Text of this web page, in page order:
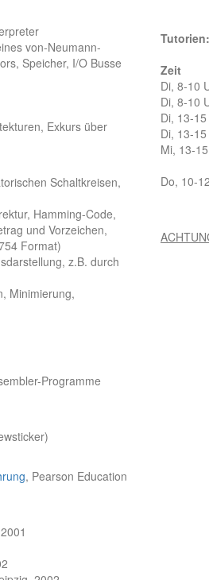
von-Neumann-
Speicher, I/O Busse
Exkurs über
Schaltkreisen,
Hamming-Code,
und Vorzeichen,
Format)
z.B. durch
Minimierung,
Programme
, Pearson Education
Tutorien:
Zeit
Di, 8-10
Di, 8-10
Di, 13-
Di, 13-
Mi, 13-
Do, 10-